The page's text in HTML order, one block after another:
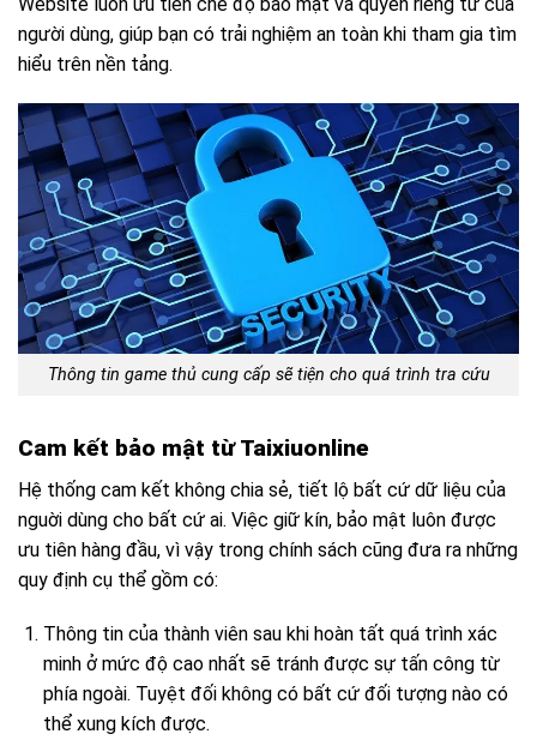
người dùng, giúp bạn có trải nghiệm an toàn khi tham gia tìm
hiểu trên nền tảng.
Thông tin game thủ cung cấp sẽ tiện cho quá trình tra cứu
Cam kết bảo mật từ Taixiuonline
Hệ thống cam kết không chia sẻ, tiết lộ bất cứ dữ liệu của
nguời dùng cho bất cứ ai. Việc giữ kín, bảo mật luôn được
ưu tiên hàng đầu, vì vậy trong chính sách cũng đưa ra những
quy định cụ thể gồm có:
Thông tin của thành viên sau khi hoàn tất quá trình xác
minh ở mức độ cao nhất sẽ tránh được sự tấn công từ
phía ngoài. Tuyệt đối không có bất cứ đối tượng nào có
thể xung kích được.